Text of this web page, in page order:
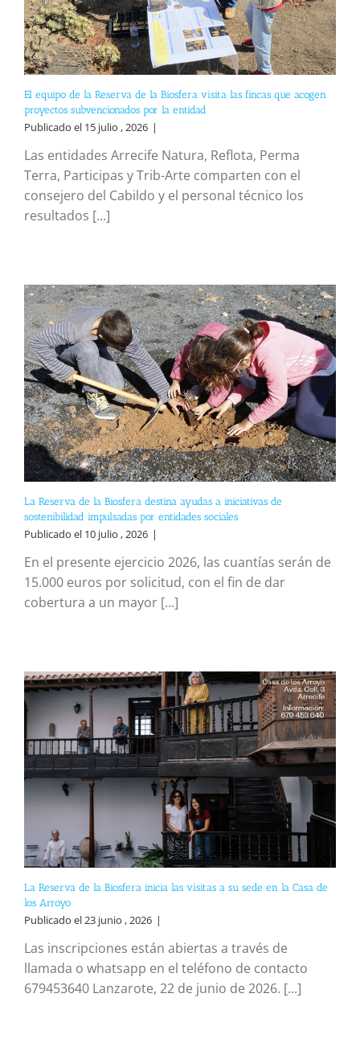
El equipo de la Reserva de la Biosfera visita las fincas que acogen
proyectos subvencionados por la entidad
Publicado el 15 julio , 2026 |
Las entidades Arrecife Natura, Reflota, Perma
Terra, Participas y Trib-Arte comparten con el
consejero del Cabildo y el personal técnico los
resultados [...]
La Reserva de la Biosfera destina ayudas a iniciativas de
sostenibilidad impulsadas por entidades sociales
Publicado el 10 julio , 2026 |
En el presente ejercicio 2026, las cuantías serán de
15.000 euros por solicitud, con el fin de dar
cobertura a un mayor [...]
La Reserva de la Biosfera inicia las visitas a su sede en la Casa de
los Arroyo
Publicado el 23 junio , 2026 |
Las inscripciones están abiertas a través de
llamada o whatsapp en el teléfono de contacto
679453640 Lanzarote, 22 de junio de 2026. [...]